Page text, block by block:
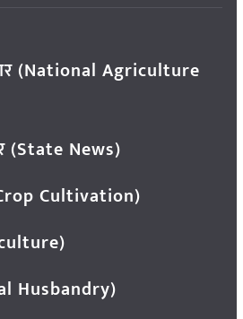
(National Agriculture
(State News)
Cultivation)
Husbandry)